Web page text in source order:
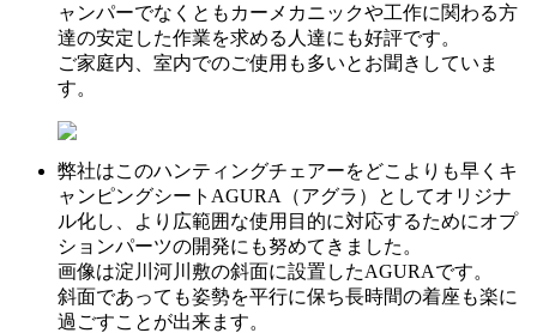
ャンパーでなくともカーメカニックや工作に関わる方
達の安定した作業を求める人達にも好評です。
ご家庭内、室内でのご使用も多いとお聞きしていま
す。
弊社はこのハンティングチェアーをどこよりも早くキ
ャンピングシートAGURA（アグラ）としてオリジナ
ル化し、より広範囲な使用目的に対応するためにオプ
ションパーツの開発にも努めてきました。
画像は淀川河川敷の斜面に設置したAGURAです。
斜面であっても姿勢を平行に保ち長時間の着座も楽に
過ごすことが出来ます。